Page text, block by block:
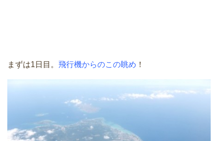
まずは1日目。 飛行機からのこの眺め ！